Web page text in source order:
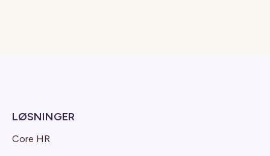
LØSNINGER
Core HR